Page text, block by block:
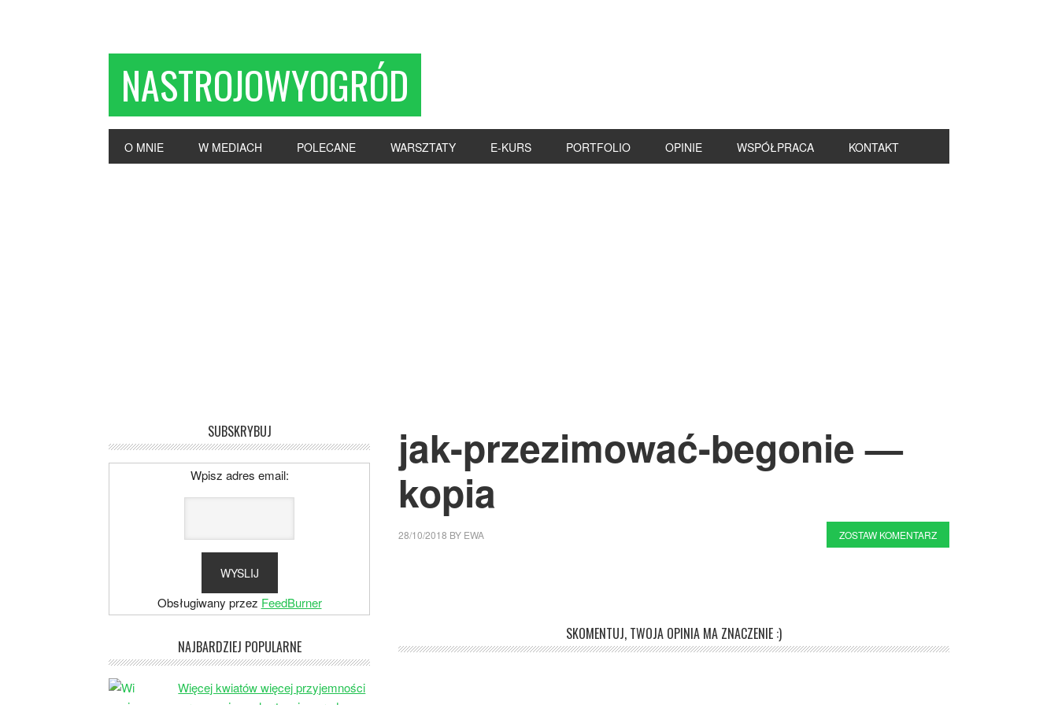
NASTROJOWYOGRÓD
O MNIE W MEDIACH POLECANE WARSZTATY E-KURS PORTFOLIO OPINIE WSPÓŁPRACA KONTAKT
jak-przezimować-begonie —
kopia
28/10/2018 BY EWA ZOSTAW KOMENTARZ
SKOMENTUJ, TWOJA OPINIA MA ZNACZENIE :)
SUBSKRYBUJ
Wpisz adres email:
Obsługiwany przez FeedBurner
NAJBARDZIEJ POPULARNE
Więcej kwiatów więcej przyjemności